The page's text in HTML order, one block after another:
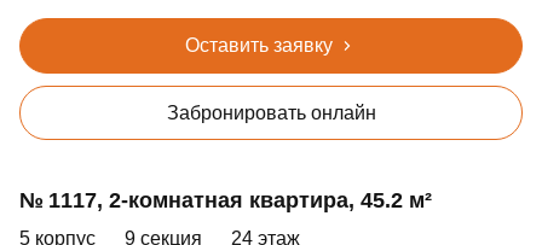
Оставить заявку
Забронировать онлайн
№ 1117, 2‑комнатная квартира, 45.2 м²
5 корпус 9 секция 24 этаж